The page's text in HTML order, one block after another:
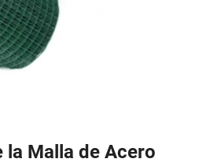
la Malla de Acero